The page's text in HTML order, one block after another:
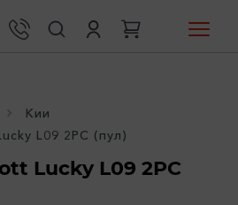
Кии
L09 2PC (пул)
Lucky L09 2PC